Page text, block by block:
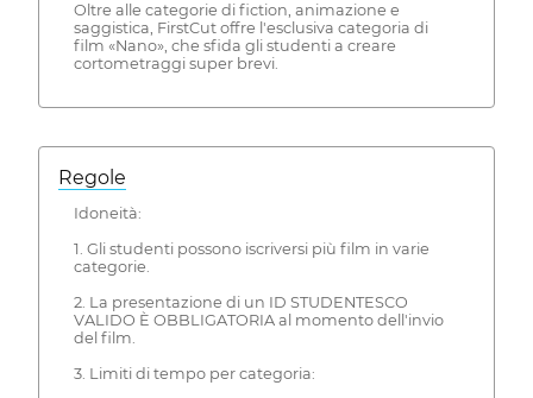
Oltre alle categorie di fiction, animazione e
saggistica, FirstCut offre l'esclusiva categoria di
film «Nano», che sfida gli studenti a creare
cortometraggi super brevi.
Regole
Idoneità:
1. Gli studenti possono iscriversi più film in varie
categorie.
2. La presentazione di un ID STUDENTESCO
VALIDO È OBBLIGATORIA al momento dell'invio
del film.
3. Limiti di tempo per categoria: